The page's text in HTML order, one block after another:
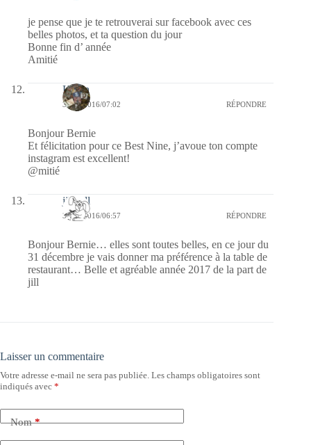
je pense que je te retrouverai sur facebook avec ces
belles photos, et ta question du jour
Bonne fin d’ année
Amitié
Kévin
31/12/2016/07:02 RÉPONDRE
Bonjour Bernie
Et félicitation pour ce Best Nine, j’avoue ton compte
instagram est excellent!
@mitié
jill bill
31/12/2016/06:57 RÉPONDRE
Bonjour Bernie… elles sont toutes belles, en ce jour du
31 décembre je vais donner ma préférence à la table de
restaurant… Belle et agréable année 2017 de la part de
jill
Laisser un commentaire
Votre adresse e-mail ne sera pas publiée. Les champs obligatoires sont
indiqués avec *
Nom*